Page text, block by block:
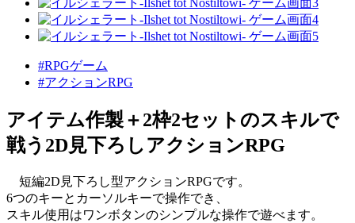
#RPGゲーム
#アクションRPG
アイテム作製＋2枠2セットのスキルで
戦う2D見下ろしアクションRPG
短編2D見下ろし型アクションRPGです。
6つのキーとカーソルキーで操作でき、
スキル使用はワンボタンのシンプルな操作で遊べます。